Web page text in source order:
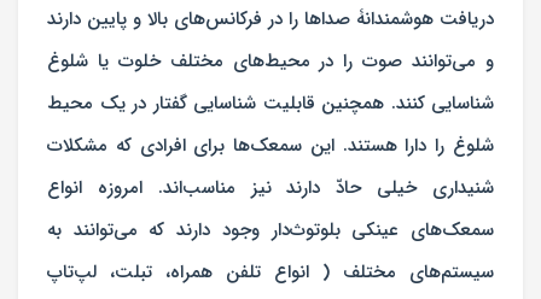
دریافت هوشمندانۀ صداها را در فرکانس‌های بالا و پایین دارند
و می‌توانند صوت را در محیط‌های مختلف خلوت یا شلوغ
شناسایی کنند. همچنین قابلیت شناسایی گفتار در یک محیط
شلوغ را دارا هستند. این سمعک‌ها برای افرادی که مشکلات
شنیداری خیلی حادّ دارند نیز مناسب‌اند. امروزه انواع
سمعک‌های عینکی بلوتوث‌دار وجود دارند که می‌توانند به
سیستم‌های مختلف ( انواع تلفن همراه، تبلت، لپ‌تاپ